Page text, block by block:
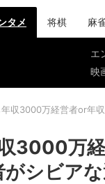
タメ 将棋 麻
エ
映
収3000万経営者or年
3000万
シビア